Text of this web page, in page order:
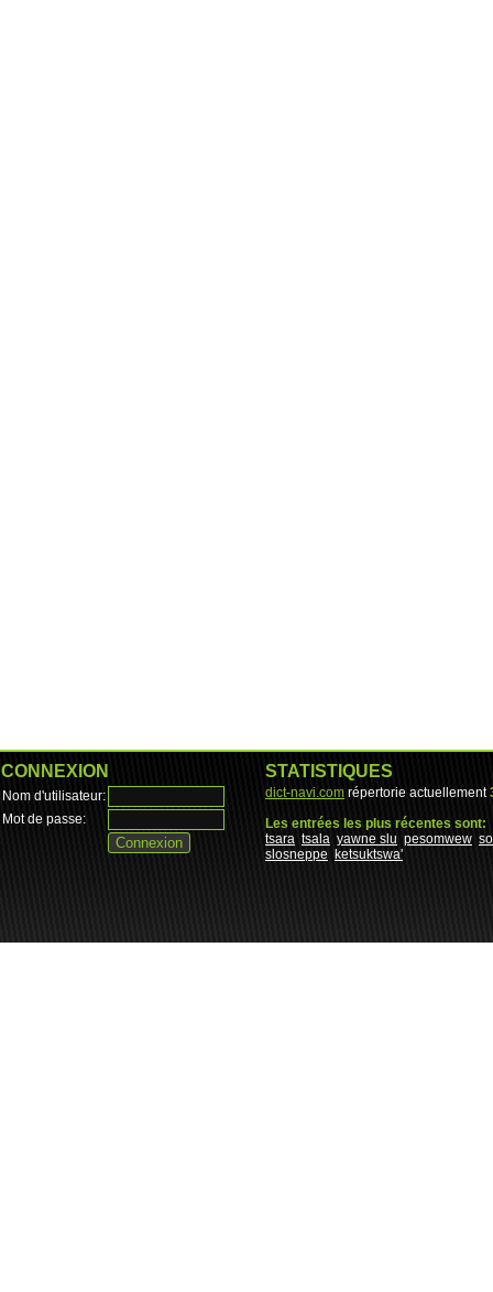
CONNEXION
Nom d'utilisateur:
Mot de passe:
STATISTIQUES
dict-navi.com répertorie actuellement
Les entrées les plus récentes sont:
tsara tsala yawne slu pesomwew
slosneppe
ketsuktswa'